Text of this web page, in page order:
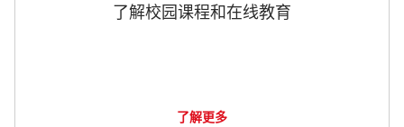
了解校园课程和在线教育
了解更多